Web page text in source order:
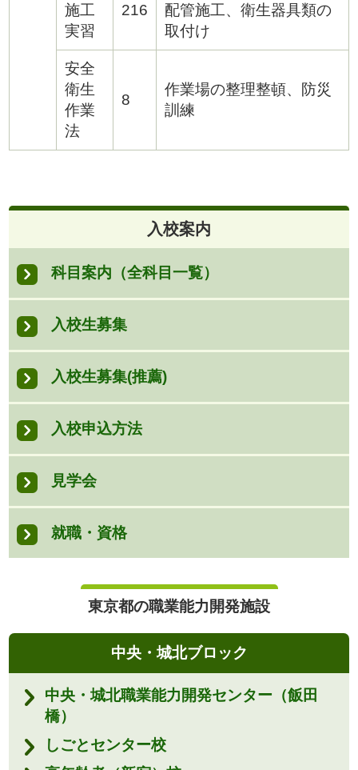
施工
実習
216
配管施工、衛生器具類の
取付け
安全
衛生
作業
法
8
作業場の整理整頓、防災
訓練
入校案内
科目案内（全科目一覧）
入校生募集
入校生募集(推薦)
入校申込方法
見学会
就職・資格
東京都の職業能力開発施設
中央・城北ブロック
中央・城北職業能力開発センター（飯田
橋）
しごとセンター校